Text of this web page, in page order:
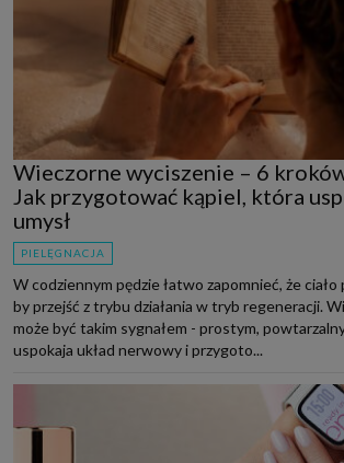
Wieczorne wyciszenie – 6
Jak przygotować kąpiel, która
umysł
PIELĘGNACJA
W codziennym pędzie łatwo zapomnieć, że
by przejść z trybu działania w tryb regeneracji.
może być takim sygnałem - prostym,
uspokaja układ nerwowy i przygoto...